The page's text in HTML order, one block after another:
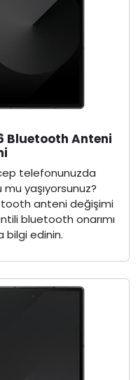
Bluetooth Anteni
telefonunuzda
yaşıyorsunuz?
anteni değişimi
bluetooth onarımı
bilgi edinin.